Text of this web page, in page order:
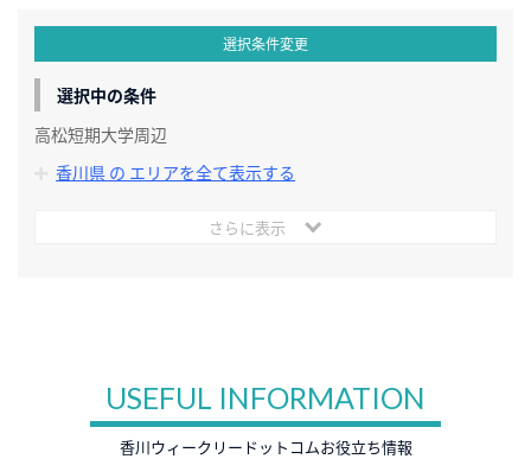
選択条件変更
選択中の条件
高松短期大学周辺
香川県 の エリアを全て表示する
さらに表示
USEFUL INFORMATION
香川ウィークリードットコムお役立ち情報